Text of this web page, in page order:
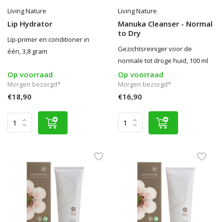
Living Nature
Lip Hydrator
Lip-primer en conditioner in
één, 3,8 gram
Op voorraad
Morgen bezorgd*
€18,90
Living Nature
Manuka Cleanser - Normal
to Dry
Gezichtsreiniger voor de
normale tot droge huid, 100 ml
Op voorraad
Morgen bezorgd*
€16,90